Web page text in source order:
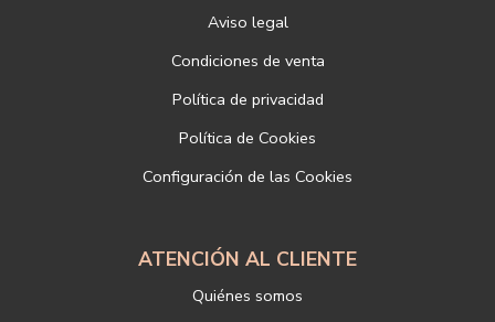
Responsable del tratamiento: LIBRERÍAS DEPORTIVAS ESTEBAN
info@libreriadeportiva.com
Si desea ampliar información sobre la política de privacidad de
https://www.libreriadeportiva.com/proteccion-de-datos
Aviso legal
Condiciones de venta
Política de privacidad
Política de Cookies
Configuración de las Cookies
ATENCIÓN AL CLIENTE
Quiénes somos